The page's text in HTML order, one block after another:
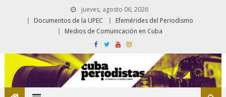
jueves, agosto 06, 2026
Documentos de la UPEC
Efemérides del Periodismo
Medios de Comunicación en Cuba